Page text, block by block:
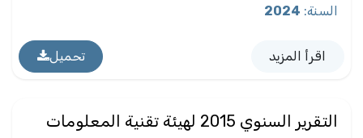
السنة:
2024
اقرأ المزيد تحميل
التقرير السنوي 2015 لهيئة تقنية المعلومات